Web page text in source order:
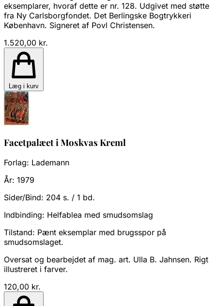
eksemplarer, hvoraf dette er nr. 128. Udgivet med støtte
fra Ny Carlsborgfondet. Det Berlingske Bogtrykkeri
København. Signeret af Povl Christensen.
1.520,00 kr.
Læg i kurv
Facetpalæet i Moskvas Kreml
Forlag: Lademann
År: 1979
Sider/Bind: 204 s. / 1 bd.
Indbinding: Helfablea med smudsomslag
Tilstand: Pænt eksemplar med brugsspor på
smudsomslaget.
Oversat og bearbejdet af mag. art. Ulla B. Jahnsen. Rigt
illustreret i farver.
120,00 kr.